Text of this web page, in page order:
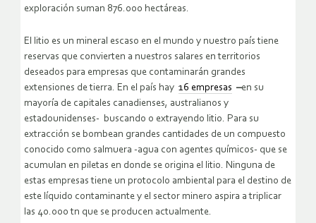
exploración suman 876.000 hectáreas.
El litio es un mineral escaso en el mundo y nuestro país tiene
reservas que convierten a nuestros salares en territorios
deseados para empresas que contaminarán grandes
extensiones de tierra. En el país hay 16 empresas –en su
mayoría de capitales canadienses, australianos y
estadounidenses- buscando o extrayendo litio. Para su
extracción se bombean grandes cantidades de un compuesto
conocido como salmuera -agua con agentes químicos- que se
acumulan en piletas en donde se origina el litio. Ninguna de
estas empresas tiene un protocolo ambiental para el destino de
este líquido contaminante y el sector minero aspira a triplicar
las 40.000 tn que se producen actualmente.